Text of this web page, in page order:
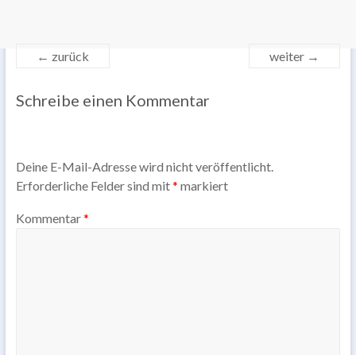
← zurück weiter →
Schreibe einen Kommentar
Deine E-Mail-Adresse wird nicht veröffentlicht.
Erforderliche Felder sind mit* markiert
Kommentar*